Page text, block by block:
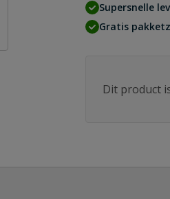
Supersnelle
Gratis
Dit product